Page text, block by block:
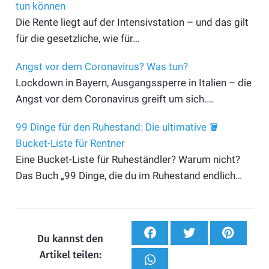
tun können
Die Rente liegt auf der Intensivstation – und das gilt
für die gesetzliche, wie für…
Angst vor dem Coronavirus? Was tun?
Lockdown in Bayern, Ausgangssperre in Italien – die
Angst vor dem Coronavirus greift um sich.…
99 Dinge für den Ruhestand: Die ultimative 🪣
Bucket-Liste für Rentner
Eine Bucket-Liste für Ruheständler? Warum nicht?
Das Buch „99 Dinge, die du im Ruhestand endlich…
Du kannst den
Artikel teilen: